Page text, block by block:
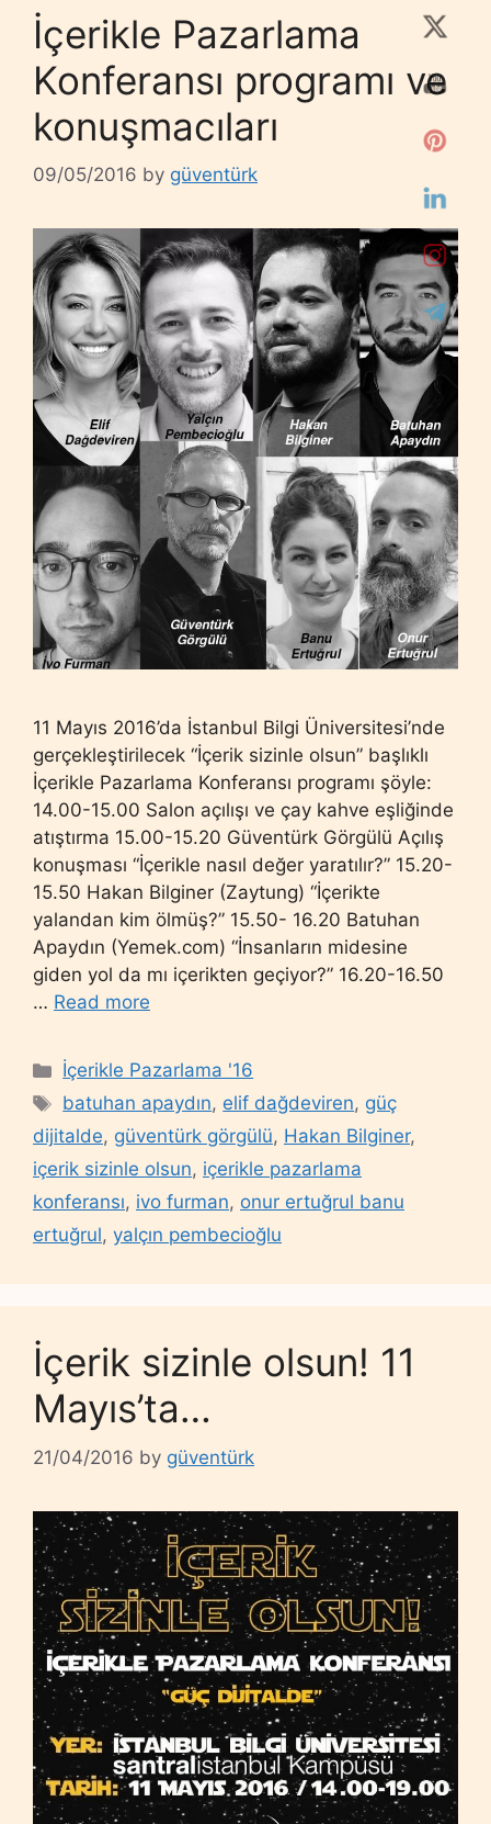
İçerikle Pazarlama
Konferansı programı ve
konuşmacıları
09/05/2016 by güventürk
11 Mayıs 2016’da İstanbul Bilgi Üniversitesi’nde
gerçekleştirilecek “İçerik sizinle olsun” başlıklı
İçerikle Pazarlama Konferansı programı şöyle:
14.00-15.00 Salon açılışı ve çay kahve eşliğinde
atıştırma 15.00-15.20 Güventürk Görgülü Açılış
konuşması “İçerikle nasıl değer yaratılır?” 15.20-
15.50 Hakan Bilginer (Zaytung) “İçerikte
yalandan kim ölmüş?” 15.50- 16.20 Batuhan
Apaydın (Yemek.com) “İnsanların midesine
giden yol da mı içerikten geçiyor?” 16.20-16.50
… Read more
Categories
İçerikle Pazarlama '16
Tags
batuhan apaydın, elif dağdeviren, güç
dijitalde, güventürk görgülü, Hakan Bilginer,
içerik sizinle olsun, içerikle pazarlama
konferansı, ivo furman, onur ertuğrul banu
ertuğrul, yalçın pembecioğlu
İçerik sizinle olsun! 11
Mayıs’ta…
21/04/2016 by güventürk